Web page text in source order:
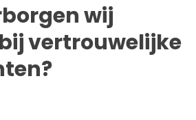
wij
vertrouwelijke